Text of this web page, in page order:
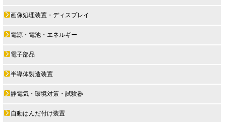
画像処理装置・ディスプレイ
電源・電池・エネルギー
電子部品
半導体製造装置
静電気・環境対策・試験器
自動はんだ付け装置